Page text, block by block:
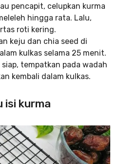
pencapit, celupkan kurma
hingga rata. Lalu,
roti kering.
keju dan chia seed di
kulkas selama 25 menit.
tempatkan pada wadah
kembali dalam kulkas.
isi kurma